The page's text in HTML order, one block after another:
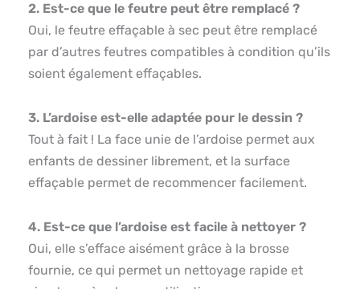
2. Est-ce que le feutre peut être remplacé ?
Oui, le feutre effaçable à sec peut être remplacé
par d’autres feutres compatibles à condition qu’ils
soient également effaçables.
3. L’ardoise est-elle adaptée pour le dessin ?
Tout à fait ! La face unie de l’ardoise permet aux
enfants de dessiner librement, et la surface
effaçable permet de recommencer facilement.
4. Est-ce que l’ardoise est facile à nettoyer ?
Oui, elle s’efface aisément grâce à la brosse
fournie, ce qui permet un nettoyage rapide et